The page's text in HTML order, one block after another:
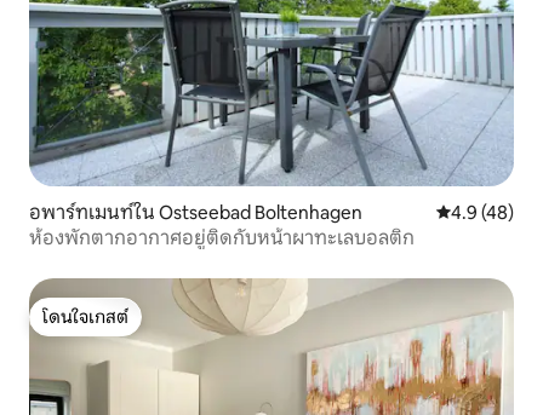
อพาร์ทเมนท์ใน Ostseebad Boltenhagen คะแนนเฉลี่ย
4.9 (48)
ห้องพักตากอากาศอยู่ติดกับหน้าผาทะเลบอลติก
โดนใจเกสต์
โดนใจเกสต์